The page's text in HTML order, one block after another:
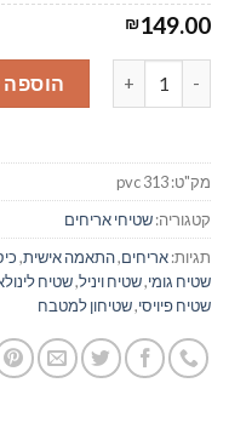
₪149.00
כמות של מרקש מיקס שחור לבן
הוספה
מק"ט:pvc 313
קטגוריה:שטיחי אריחים
תגיות:אריחים,התאמה אישית,
שטיח גומי,שטיח ויניל,שטיח
שטיח פיויסי,שטיחון למטבח